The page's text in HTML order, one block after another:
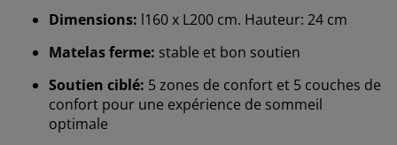
Dimensions: l160 x L200 cm. Hauteur: 24 cm
Matelas ferme: stable et bon soutien
Soutien ciblé: 5 zones de confort et 5 couches de
confort pour une expérience de sommeil
optimale